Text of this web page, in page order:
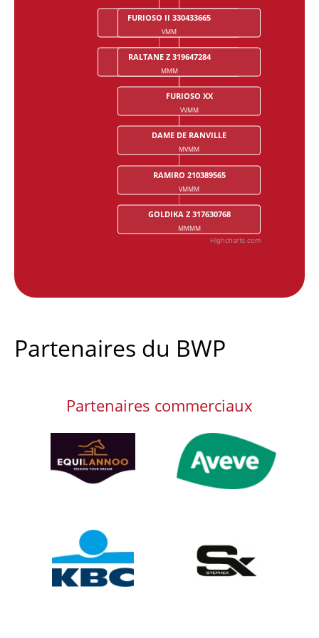
FURIOSO II 330433665
VMM
RALTANE Z 319647284
MMM
CALANDO I 210617974
ULARA II 210005682
FURIOSO XX
VVMM
DAME DE RANVILLE
MVMM
RAMIRO 210389565
VMMM
GOLDIKA Z 317630768
MMMM
Highcharts.com
Partenaires du BWP
Partenaires commerciaux
Afbeelding Afbeelding
Afbeelding